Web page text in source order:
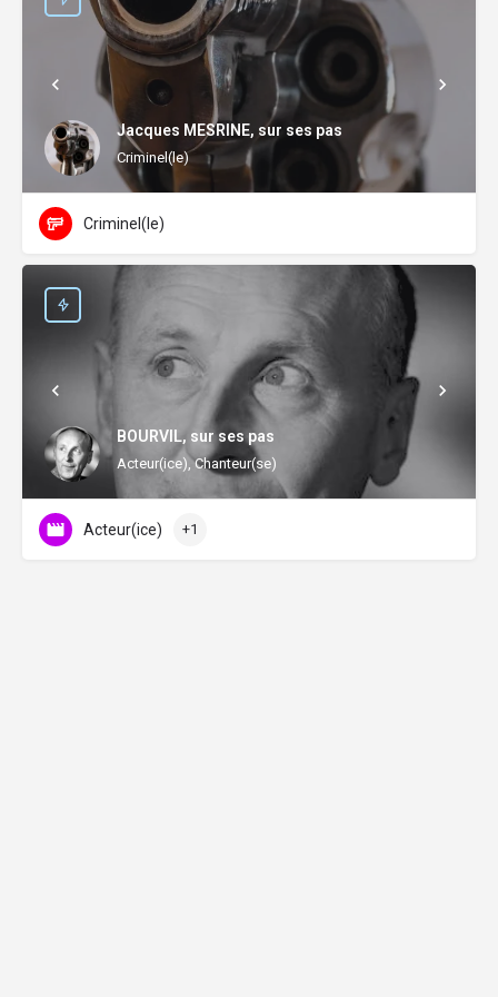
Jacques MESRINE, sur ses pas
Criminel(le)
Criminel(le)
BOURVIL, sur ses pas
Acteur(ice), Chanteur(se)
Acteur(ice) +1